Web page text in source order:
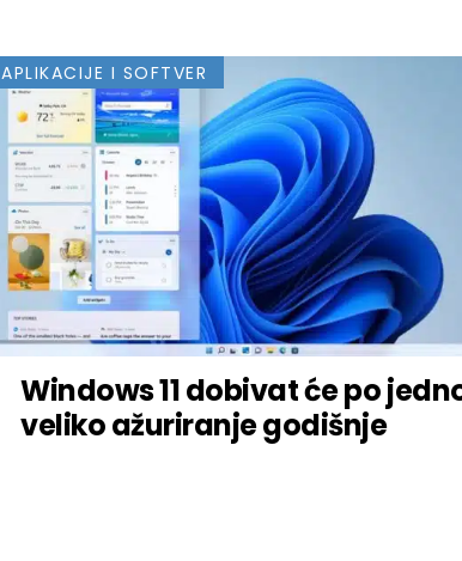
APLIKACIJE I SOFTVER
Windows 11 dobivat će po
veliko ažuriranje godišnje